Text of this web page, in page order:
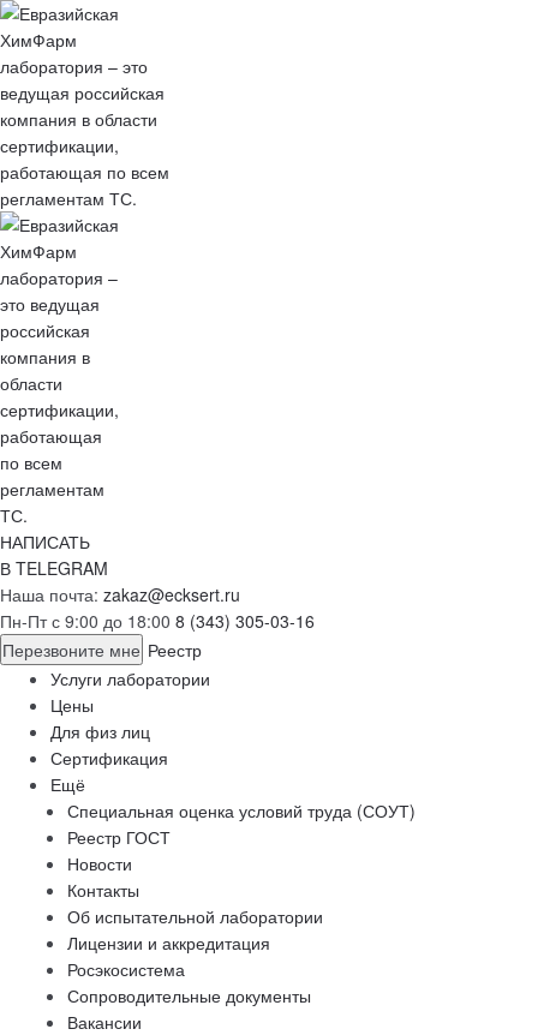
НАПИСАТЬ
В TELEGRAM
Наша почта: zakaz@ecksert.ru
Пн-Пт с 9:00 до 18:00 8 (343) 305-03-16
Перезвоните мне Реестр
Услуги лаборатории
Цены
Для физ лиц
Сертификация
Ещё
Специальная оценка условий труда (СОУТ)
Реестр ГОСТ
Новости
Контакты
Об испытательной лаборатории
Лицензии и аккредитация
Росэкосистема
Сопроводительные документы
Вакансии